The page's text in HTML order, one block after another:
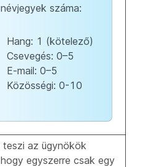
névjegyek száma:
Hang: 1 (kötelező)
Csevegés: 0–5
E-mail: 0–5
Közösségi: 0-10
teszi az ügynökök
egyszerre csak egy